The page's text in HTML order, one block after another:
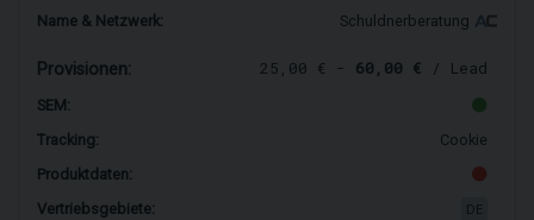
Name & Netzwerk: Schuldnerberatung
Provisionen: 25,00 € - 60,00 € / Lead
SEM:
Tracking:
Cookie
Produktdaten:
Vertriebsgebiete: